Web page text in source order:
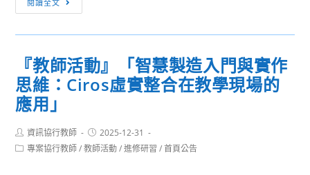
習
高
級
中
學
校
閱讀全文
師
增
息
轉
學
年
『教師活動』「智慧製造入門與實作
思維：Ciros虛實整合在教學現場的
應用」
Post
author:
資訊協行教師
Post
published:
2025-12-31
Post專案協行教師 / 教師活動 / 進修研習 / 首頁公告